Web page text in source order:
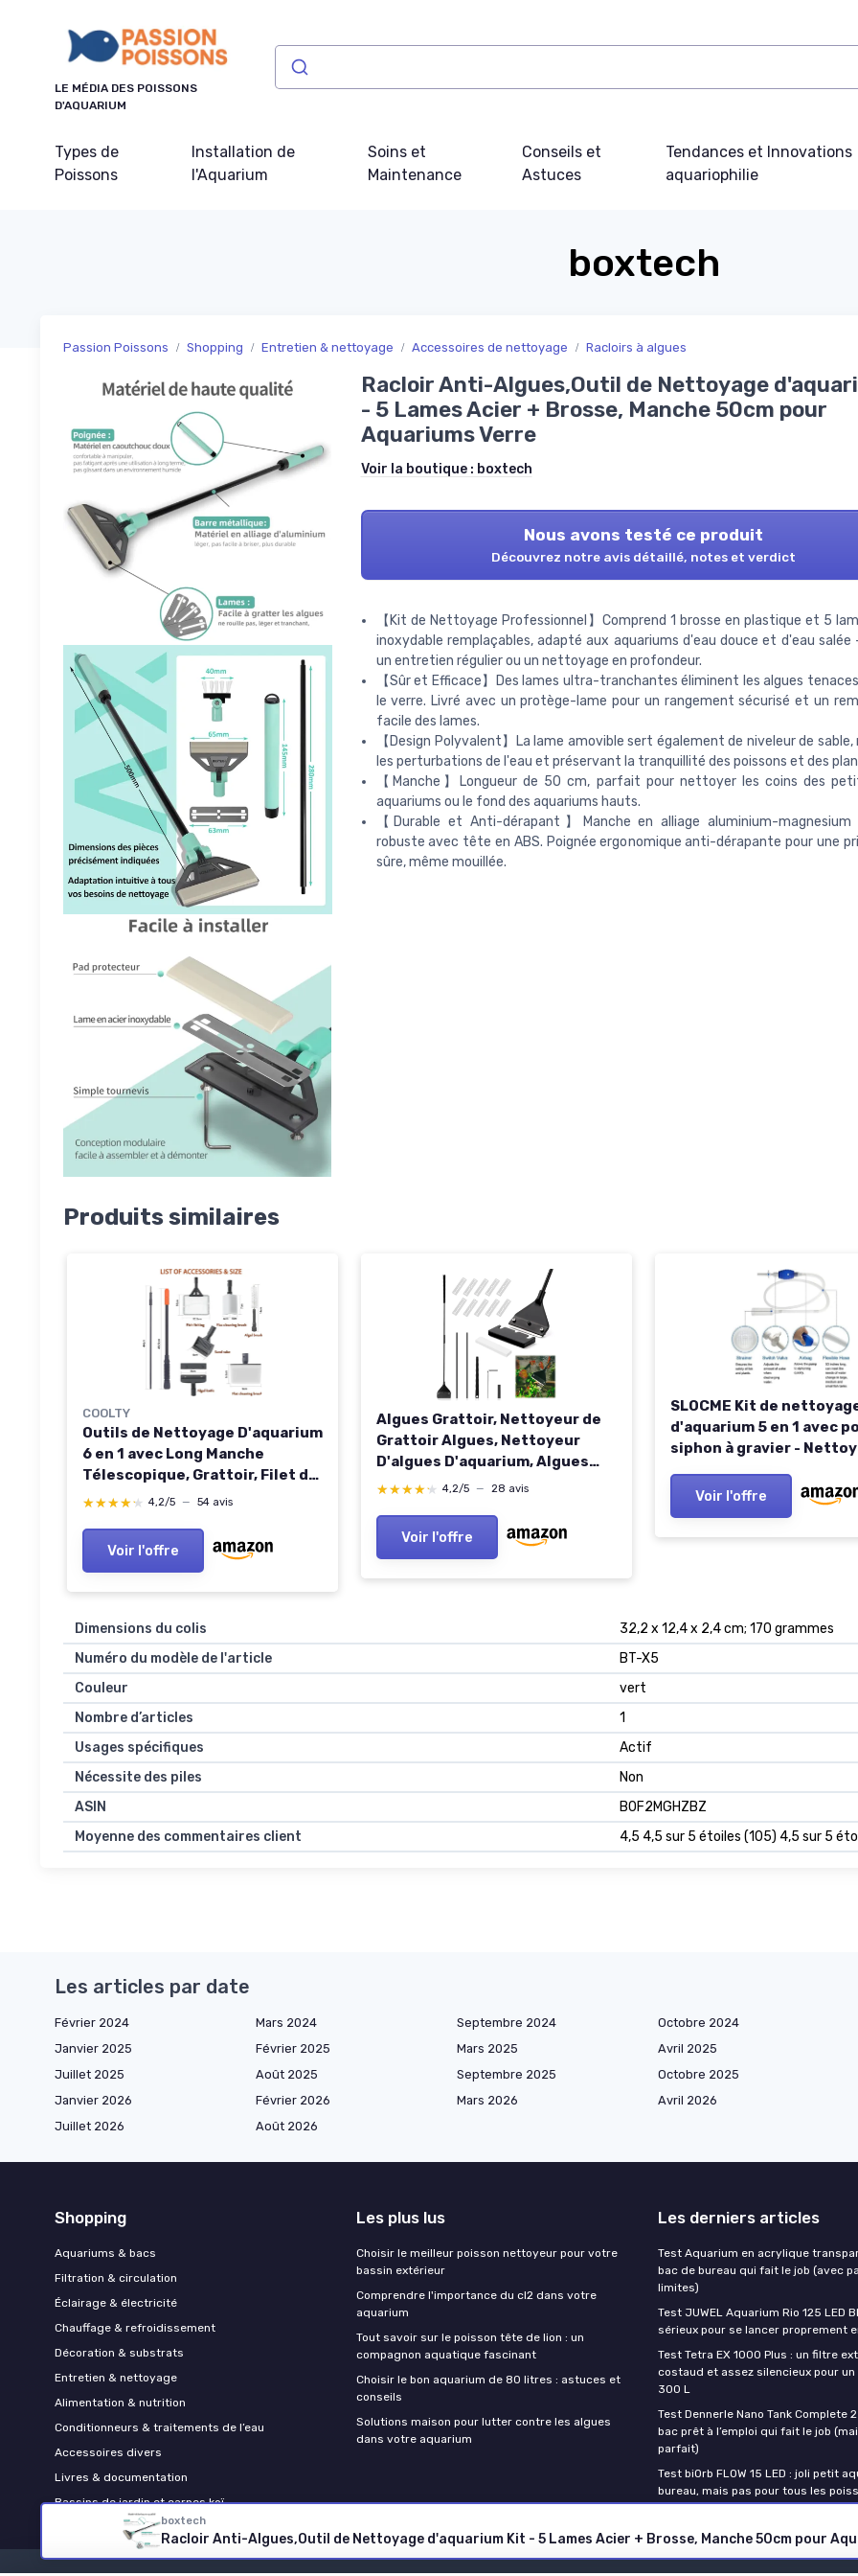
LE MÉDIA DES POISSONS
D'AQUARIUM
Types de
Poissons
Installation de
l'Aquarium
Soins et
Maintenance
Conseils et
Astuces
Tendances et Innovations
aquariophilie
boxtech
Passion Poissons Shopping Entretien & nettoyage Accessoires de nettoyage Racloirs à algues
Racloir Anti-Algues,Outil de Nettoyage
- 5 Lames Acier + Brosse, Manche 50cm pour
Aquariums Verre
Voir la boutique : boxtech
Nous avons testé ce produit
Découvrez notre avis détaillé, notes et verdict
【Kit de Nettoyage Professionnel】Comprend 1 brosse en plastique et 5
inoxydable remplaçables, adapté aux aquariums d'eau douce et d'eau salée
un entretien régulier ou un nettoyage en profondeur.
【Sûr et Efficace】Des lames ultra-tranchantes éliminent les algues
le verre. Livré avec un protège-lame pour un rangement sécurisé et un
facile des lames.
【Design Polyvalent】La lame amovible sert également de niveleur de
les perturbations de l'eau et préservant la tranquillité des poissons et des
【Manche】Longueur de 50 cm, parfait pour nettoyer les coins des
aquariums ou le fond des aquariums hauts.
【Durable et Anti-dérapant】Manche en alliage aluminium-magnesium
robuste avec tête en ABS. Poignée ergonomique anti-dérapante pour une
sûre, même mouillée.
Produits similaires
COOLTY
Outils de Nettoyage D'aquarium
6 en 1 avec Long Manche
Télescopique, Grattoir, Filet de
Pêche, Brosse de Nettoyage
Le Nettoyage des Algues dans
Les Aquariums
★★★★★
★★★★★ 4,2/5 — 54 avis
Voir l'offre
Algues Grattoir, Nettoyeur de
Grattoir Algues, Nettoyeur
D'algues D'aquarium, Algues
Grattoir pour Aquarium, pour
Aquariums (62 cm)
★★★★★
★★★★★ 4,2/5 — 28 avis
Voir l'offre
SLOCME Kit de
d'aquarium 5 en 1 avec
siphon à gravier -
changement d'eau et
élimination des algues
Voir l'offre
Dimensions du colis
‎32,2 x 12,4 x 2,4 cm; 170 grammes
Numéro du modèle de l'article
‎BT-X5
Couleur
‎vert
Nombre d’articles
‎1
Usages spécifiques
‎Actif
Nécessite des piles
‎Non
ASIN
B0F2MGHZBZ
Moyenne des commentaires client
4,5 4,5 sur 5 étoiles (105) 4,5 sur 5
boxtech
Racloir Anti-Algues,Outil de Nettoyage d'aquarium Kit - 5 Lames Acier + Brosse, Manche 50cm pour
Les articles par date
Février 2024 Mars 2024 Septembre 2024 Octobre 2024
Janvier 2025
Février 2025 Mars 2025 Avril 2025
Juillet 2025
Août 2025 Septembre 2025 Octobre 2025
Janvier 2026
Février 2026 Mars 2026 Avril 2026
Juillet 2026
Août 2026
Shopping
Aquariums & bacs
Filtration & circulation
Éclairage & électricité
Chauffage & refroidissement
Décoration & substrats
Entretien & nettoyage
Alimentation & nutrition
Conditionneurs & traitements de l’eau
Accessoires divers
Livres & documentation
Bassins de jardin et carpes koï
Les plus lus
Choisir le meilleur poisson nettoyeur pour votre
bassin extérieur
Comprendre l'importance du cl2 dans votre
aquarium
Tout savoir sur le poisson tête de lion : un
compagnon aquatique fascinant
Choisir le bon aquarium de 80 litres : astuces et
conseils
Solutions maison pour lutter contre les algues
dans votre aquarium
Les derniers articles
Test Aquarium en acrylique
bac de bureau qui fait le job (avec
limites)
Test JUWEL Aquarium Rio 125 LED
sérieux pour se lancer proprement
Test Tetra EX 1000 Plus : un filtre
costaud et assez silencieux pour un
300 L
Test Dennerle Nano Tank Complete
bac prêt à l’emploi qui fait le job
parfait)
Test biOrb FLOW 15 LED : joli petit
bureau, mais pas pour tous les